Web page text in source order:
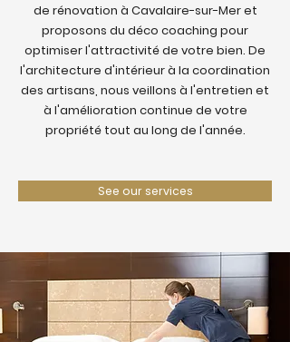
de rénovation à Cavalaire-sur-Mer et
proposons du déco coaching pour
optimiser l'attractivité de votre bien. De
l'architecture d'intérieur à la coordination
des artisans, nous veillons à l'entretien et
à l'amélioration continue de votre
propriété tout au long de l'année.
See our services